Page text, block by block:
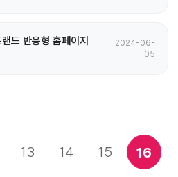
드 반응형 홈페이지
2024-06-
05
13 14 15 16